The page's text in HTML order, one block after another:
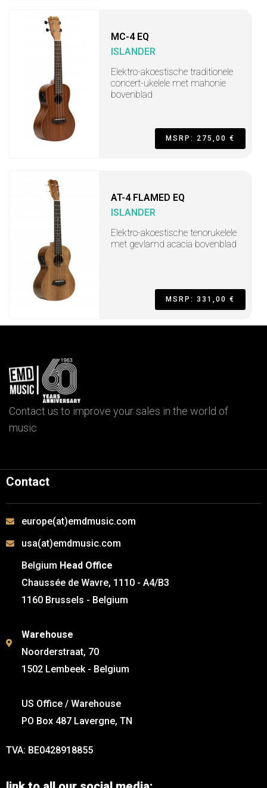
MC-4 EQ
ISLANDER
Elektro-akoestische traditionele
concert-ukelele met mahonie
bovenblad
MSRP: 275,00 €
AT-4 FLAMED EQ
ISLANDER
Elektro-akoestische tenorukelele
met gevlamd acacia bovenblad
MSRP: 331,00 €
Contact us to improve your sales in the world of
music
Contact
europe(at)emdmusic.com
usa(at)emdmusic.com
Belgium Head Office
Chaussée de Wavre, 1110 - A4/B3
1160 Brussels - Belgium
Warehouse
Noorderstraat, 70
1502 Lembeek - Belgium
US Office / Warehouse
PO Box 487 Lavergne, TN
TVA: BE0428918855